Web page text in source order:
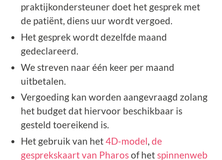
praktijkondersteuner doet het gesprek met
de patiënt, diens uur wordt vergoed.
Het gesprek wordt dezelfde maand
gedeclareerd.
We streven naar één keer per maand
uitbetalen.
Vergoeding kan worden aangevraagd zolang
het budget dat hiervoor beschikbaar is
gesteld toereikend is.
Het gebruik van het4D-model,de
gesprekskaart van Pharosof hetspinnenweb